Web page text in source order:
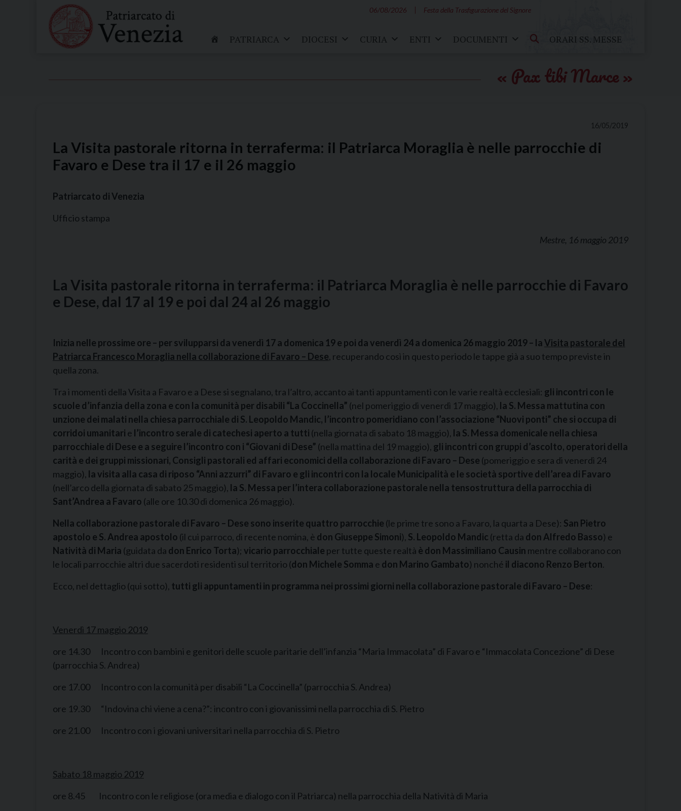
06/08/2026 Festa della Trasfigurazione del Signore
PATRIARCA DIOCESI CURIA ENTI DOCUMENTI ORARI SS. MESSE
Pax tibi Marce
16/05/2019
La Visita pastorale ritorna in terraferma: il Patriarca Moraglia è nelle parrocchie di
Favaro e Dese tra il 17 e il 26 maggio
Patriarcato di Venezia
Ufficio stampa
Mestre, 16 maggio 2019
La Visita pastorale ritorna in terraferma: il Patriarca Moraglia è nelle parrocchie di Favaro
e Dese, dal 17 al 19 e poi dal 24 al 26 maggio
Inizia nelle prossime ore – per svilupparsi da venerdì 17 a domenica 19 e poi da venerdì 24 a domenica 26 maggio 2019 – laVisita pastorale del
Patriarca Francesco Moraglia nella collaborazione di Favaro – Dese, recuperando così in questo periodo le tappe già a suo tempo previste in
quella zona.
Tra i momenti della Visita a Favaro e a Dese si segnalano, tra l’altro, accanto ai tanti appuntamenti con le varie realtà ecclesiali: gli incontri con le
scuole d’infanzia della zona e con la comunità per disabili “La Coccinella” (nel pomeriggio di venerdì 17 maggio), la S. Messa mattutina con
unzione dei malati nella chiesa parrocchiale di S. Leopoldo Mandic, l’incontro pomeridiano con l’associazione “Nuovi ponti” che si occupa di
corridoi umanitari e l’incontro serale di catechesi aperto a tutti (nella giornata di sabato 18 maggio), la S. Messa domenicale nella chiesa
parrocchiale di Dese e a seguire l’incontro con i “Giovani di Dese” (nella mattina del 19 maggio), gli incontri con gruppi d’ascolto, operatori della
carità e dei gruppi missionari, Consigli pastorali ed affari economici della collaborazione di Favaro – Dese (pomeriggio e sera di venerdì 24
maggio), la visita alla casa di riposo “Anni azzurri” di Favaro e gli incontri con la locale Municipalità e le società sportive dell’area di Favaro
(nell’arco della giornata di sabato 25 maggio), la S. Messa per l’intera collaborazione pastorale nella tensostruttura della parrocchia di
Sant’Andrea a Favaro (alle ore 10.30 di domenica 26 maggio).
Nella collaborazione pastorale di Favaro – Dese sono inserite quattro parrocchie (le prime tre sono a Favaro, la quarta a Dese): San Pietro
apostolo e S. Andrea apostolo (il cui parroco, di recente nomina, è don Giuseppe Simoni), S. Leopoldo Mandic (retta da don Alfredo Basso) e
Natività di Maria (guidata da don Enrico Torta); vicario parrocchiale per tutte queste realtà è don Massimiliano Causin mentre collaborano con
le locali parrocchie altri due sacerdoti residenti sul territorio (don Michele Somma e don Marino Gambato) nonché il diacono Renzo Berton.
Ecco, nel dettaglio (qui sotto), tutti gli appuntamenti in programma nei prossimi giorni nella collaborazione pastorale di Favaro – Dese:
Venerdì 17 maggio 2019
ore 14.30 Incontro con bambini e genitori delle scuole paritarie dell’infanzia “Maria Immacolata” di Favaro e “Immacolata Concezione” di Dese
(parrocchia S. Andrea)
ore 17.00 Incontro con la comunità per disabili “La Coccinella” (parrocchia S. Andrea)
ore 19.30 “Indovina chi viene a cena?”: incontro con i giovanissimi nella parrocchia di S. Pietro
ore 21.00 Incontro con i giovani universitari nella parrocchia di S. Pietro
Sabato 18 maggio 2019
ore 8.45 Incontro con le religiose (ora media e dialogo con il Patriarca) nella parrocchia della Natività di Maria